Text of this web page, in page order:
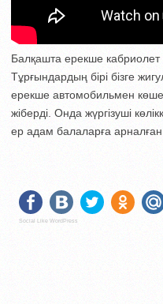
Балқашта ерекше кабриолет
Тұрғындардың бірі бізге
ерекше автомобильмен
жіберді. Онда жүргізуші
ер адам балаларға арналған
Social Like WordPress